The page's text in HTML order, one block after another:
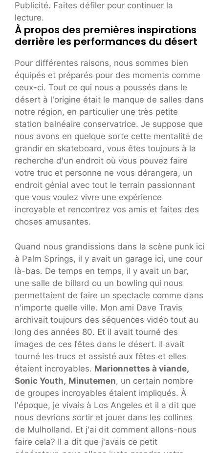
Publicité. Faites défiler pour continuer la
lecture.
À propos des premières inspirations
derrière les performances du désert
Pour différentes raisons, nous sommes bien
équipés et préparés pour des moments comme
ceux-ci. Tout ce qui nous a poussés dans le
désert à l'origine était le manque de salles dans
notre région, en particulier une très petite
station balnéaire conservatrice. Je suppose que
nous avons en quelque sorte cette mentalité de
grandir en skateboard, vous êtes toujours à la
recherche d'un endroit où vous pouvez faire
votre truc et personne ne vous dérangera, un
endroit génial avec tout le terrain passionnant
que vous voulez vivre une expérience
incroyable et rencontrez vos amis et faites des
choses amusantes.
Quand nous grandissions dans la scène punk ici
à Palm Springs, il y avait un garage ici, une cour
là-bas. De temps en temps, il y avait un bar,
une salle de billard ou un bowling qui nous
permettaient de faire un spectacle comme dans
n'importe quelle ville. Mon ami Dave Travis
archivait toujours des séquences vidéo tout au
long des années 80. Et il avait tourné des
images de ces fêtes dans le désert. Il avait
tourné les trucs et assisté aux fêtes et elles
étaient incroyables. Marionnettes à viande,
Sonic Youth, Minutemen, un certain nombre
de groupes incroyables étaient impliqués. À
l'époque, je vivais à Los Angeles et il a dit que
nous devrions sortir et jouer dans les collines
de Mulholland. Et j'ai dit comment allons-nous
faire cela? Il a dit que j'avais ce petit